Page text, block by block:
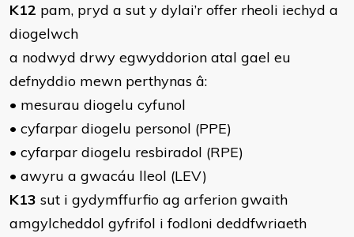
K12 pam, pryd a sut y dylai’r offer rheoli iechyd a
diogelwch
a nodwyd drwy egwyddorion atal gael eu
defnyddio mewn perthynas â:
• mesurau diogelu cyfunol
• cyfarpar diogelu personol (PPE)
• cyfarpar diogelu resbiradol (RPE)
• awyru a gwacáu lleol (LEV)
K13 sut i gydymffurfio ag arferion gwaith
amgylcheddol gyfrifol i fodloni deddfwriaeth